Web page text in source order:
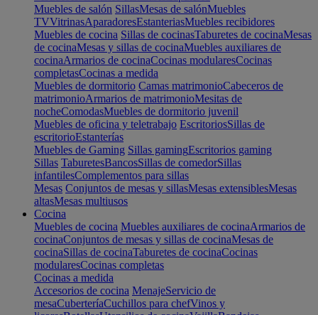
Muebles de salón SillasMesas de salónMuebles
TVVitrinasAparadoresEstanteriasMuebles recibidores
Muebles de cocina Sillas de cocinasTaburetes de cocinaMesas
de cocinaMesas y sillas de cocinaMuebles auxiliares de
cocinaArmarios de cocinaCocinas modularesCocinas
completasCocinas a medida
Muebles de dormitorio Camas matrimonioCabeceros de
matrimonioArmarios de matrimonioMesitas de
nocheComodasMuebles de dormitorio juvenil
Muebles de oficina y teletrabajo EscritoriosSillas de
escritorioEstanterías
Muebles de Gaming Sillas gamingEscritorios gaming
Sillas TaburetesBancosSillas de comedorSillas
infantilesComplementos para sillas
Mesas Conjuntos de mesas y sillasMesas extensiblesMesas
altasMesas multiusos
Cocina
Muebles de cocina Muebles auxiliares de cocinaArmarios de
cocinaConjuntos de mesas y sillas de cocinaMesas de
cocinaSillas de cocinaTaburetes de cocinaCocinas
modularesCocinas completas
Cocinas a medida
Accesorios de cocina MenajeServicio de
mesaCuberteríaCuchillos para chefVinos y